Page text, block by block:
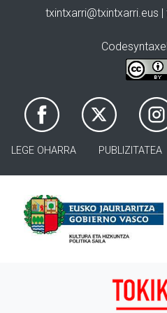
txintxarri@txintxarri.eus
LEGE OHARRA PUBLIZITATEA